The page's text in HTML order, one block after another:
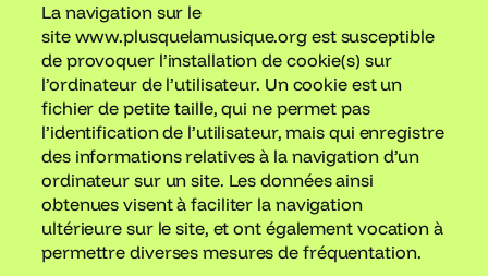
La navigation sur le
site www.plusquelamusique.org est susceptible
de provoquer l’installation de cookie(s) sur
l’ordinateur de l’utilisateur. Un cookie est un
fichier de petite taille, qui ne permet pas
l’identification de l’utilisateur, mais qui enregistre
des informations relatives à la navigation d’un
ordinateur sur un site. Les données ainsi
obtenues visent à faciliter la navigation
ultérieure sur le site, et ont également vocation à
permettre diverses mesures de fréquentation.